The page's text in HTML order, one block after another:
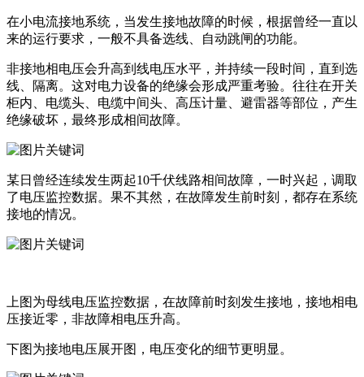
在小电流接地系统，当发生接地故障的时候，根据曾经一直以
来的运行要求，一般不具备选线、自动跳闸的功能。
非接地相电压会升高到线电压水平，并持续一段时间，直到选
线、隔离。这对电力设备的绝缘会形成严重考验。往往在开关
柜内、电缆头、电缆中间头、高压计量、避雷器等部位，产生
绝缘破坏，最终形成相间故障。
某日曾经连续发生两起10千伏线路相间故障，一时兴起，调取
了电压监控数据。果不其然，在故障发生前时刻，都存在系统
接地的情况。
上图为母线电压监控数据，在故障前时刻发生接地，接地相电
压接近零，非故障相电压升高。
下图为接地电压展开图，电压变化的细节更明显。